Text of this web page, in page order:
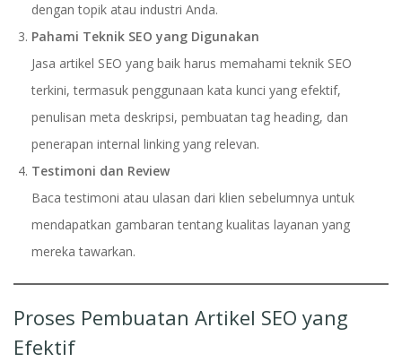
dengan topik atau industri Anda.
Pahami Teknik SEO yang Digunakan
Jasa artikel SEO yang baik harus memahami teknik SEO
terkini, termasuk penggunaan kata kunci yang efektif,
penulisan meta deskripsi, pembuatan tag heading, dan
penerapan internal linking yang relevan.
Testimoni dan Review
Baca testimoni atau ulasan dari klien sebelumnya untuk
mendapatkan gambaran tentang kualitas layanan yang
mereka tawarkan.
Proses Pembuatan Artikel SEO yang
Efektif